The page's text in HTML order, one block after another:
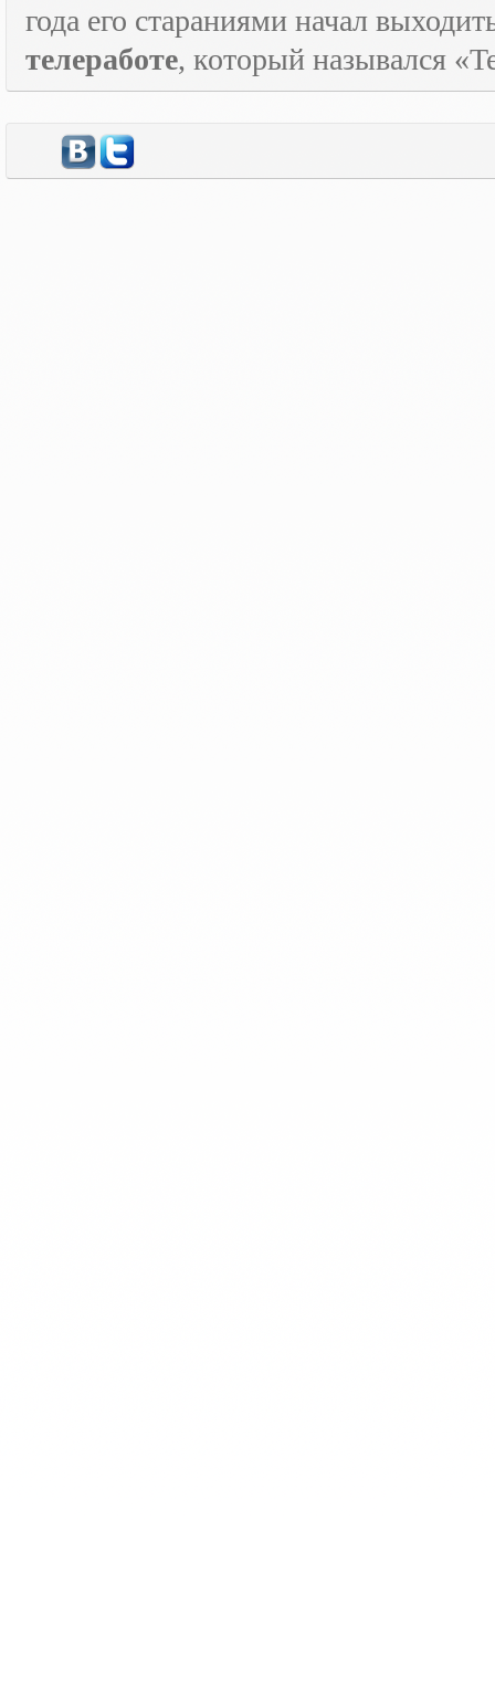
года его стараниями начал
телеработе, который назывался «